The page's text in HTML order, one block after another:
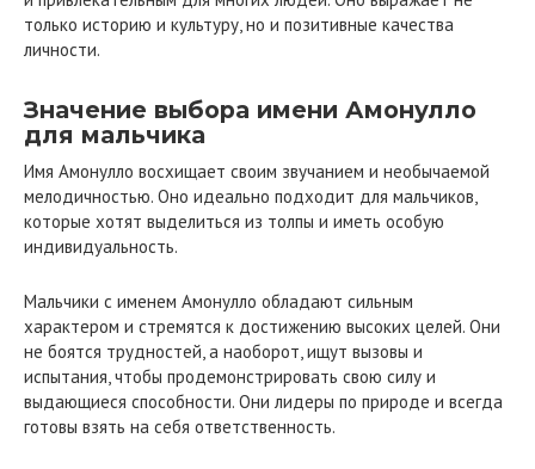
только историю и культуру, но и позитивные качества
личности.
Значение выбора имени Амонулло
для мальчика
Имя Амонулло восхищает своим звучанием и необычаемой
мелодичностью. Оно идеально подходит для мальчиков,
которые хотят выделиться из толпы и иметь особую
индивидуальность.
Мальчики с именем Амонулло обладают сильным
характером и стремятся к достижению высоких целей. Они
не боятся трудностей, а наоборот, ищут вызовы и
испытания, чтобы продемонстрировать свою силу и
выдающиеся способности. Они лидеры по природе и всегда
готовы взять на себя ответственность.